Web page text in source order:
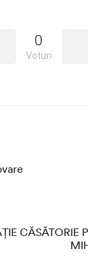
0
Voturi
CĂSĂTORIE